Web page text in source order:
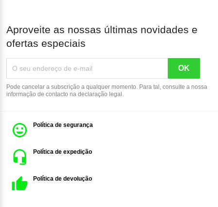
Aproveite as nossas últimas novidades e
ofertas especiais
Pode cancelar a subscrição a qualquer momento. Para tal, consulte a nossa
informação de contacto na declaração legal.
Política de segurança
Política de expedição
Política de devolução